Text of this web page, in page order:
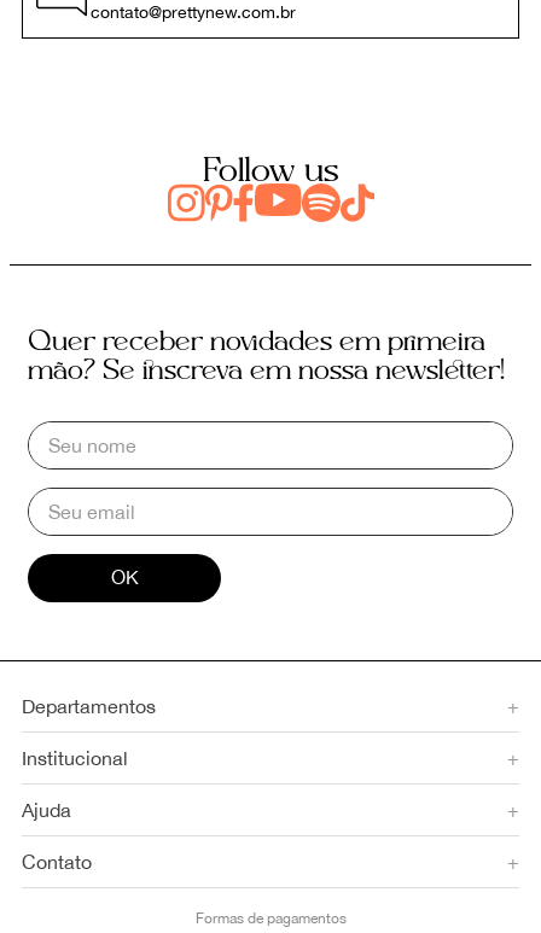
contato@prettynew.com.br
Follow us
Quer receber novidades em primeira
mão? Se inscreva em nossa newsletter!
OK
Departamentos +
Institucional +
Ajuda +
Contato +
Formas de pagamentos